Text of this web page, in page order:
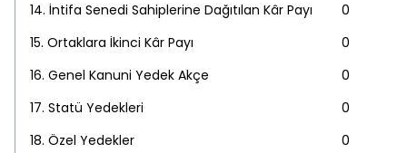
14. İntifa Senedi Sahiplerine Dağıtılan Kâr Payı
0
15. Ortaklara İkinci Kâr Payı
0
16. Genel Kanuni Yedek Akçe
0
17. Statü Yedekleri
0
18. Özel Yedekler
0